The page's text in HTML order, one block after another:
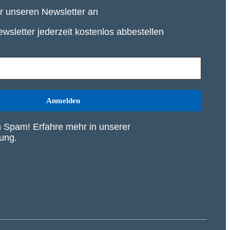
unseren Newsletter an
jederzeit kostenlos abbestellen
Spam! Erfahre mehr in unserer
.